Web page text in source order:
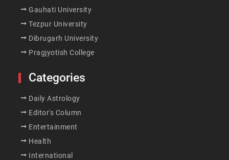
Gauhati University
Tezpur University
Dibrugarh University
Pragjyotish College
Categories
Daily Astrology
Editor's Column
Entertainment
Health
International